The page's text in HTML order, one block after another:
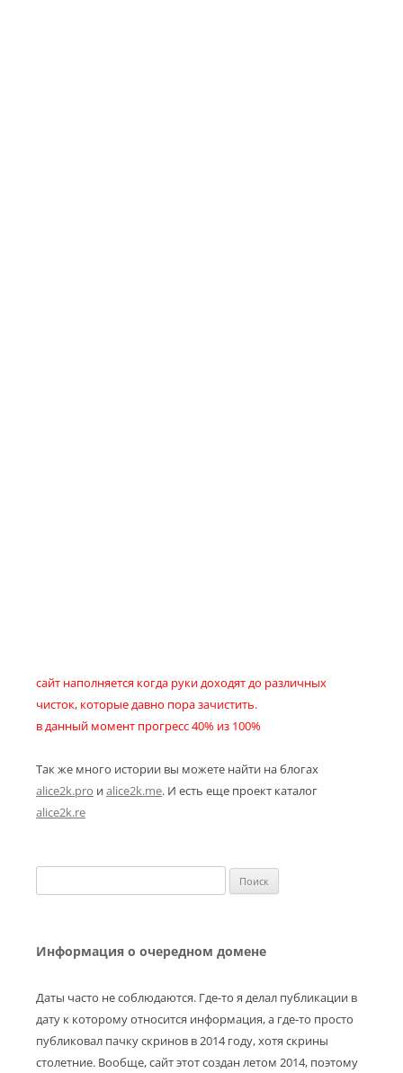
сайт наполняется когда руки доходят до различных
чисток, которые давно пора зачистить.
в данный момент прогресс 40% из 100%
Так же много истории вы можете найти на блогах
alice2k.pro иalice2k.me. И есть еще проект каталог
alice2k.re
Информация о очередном домене
Даты часто не соблюдаются. Где-то я делал публикации в
дату к которому относится информация, а где-то просто
публиковал пачку скринов в 2014 году, хотя скрины
столетние. Вообще, сайт этот создан летом 2014, поэтому